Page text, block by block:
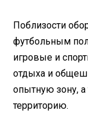
Поблизости
футбольным
игровые и
отдыха и
опытную зону,
территорию.